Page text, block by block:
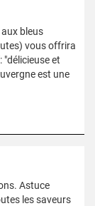
bleus
vous offrira
et
est une
Astuce
les saveurs